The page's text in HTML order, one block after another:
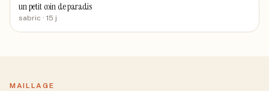
un petit coin de paradis
sabric · 15 j
MAILLAGE